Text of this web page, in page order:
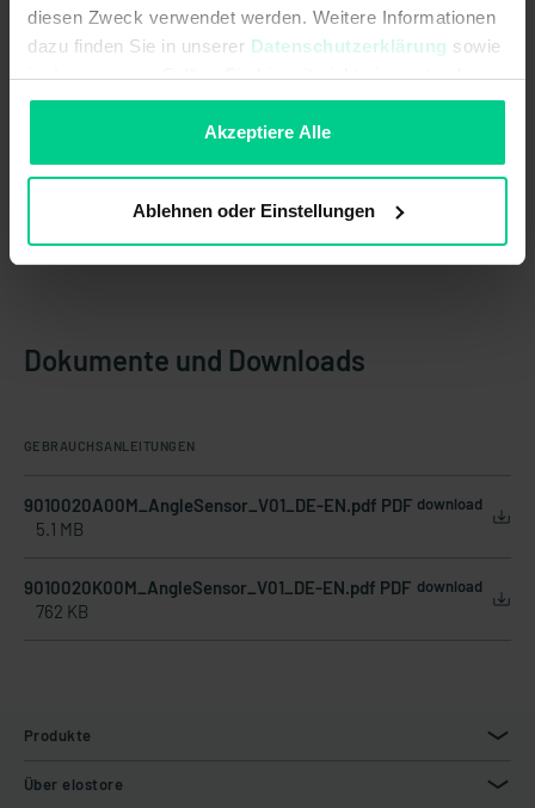
diesen Zweck verwendet werden. Weitere Informationen
dazu finden Sie in unserer Datenschutzerklärung sowie
imImpressum. Sollten Sie hiermit nicht einverstanden
sein, können Sie die Verwendung von Cookies hier
Akzeptiere Alle
Ablehnen oder Einstellungen
Ursprungsland Deutschland
Artikelgewicht 0.07 kg
Dokumente und Downloads
GEBRAUCHSANLEITUNGEN
9010020A00M_AngleSensor_V01_DE-EN.pdf PDF
5.1 MB
download
9010020K00M_AngleSensor_V01_DE-EN.pdf PDF
762 KB
download
Produkte
Über elostore